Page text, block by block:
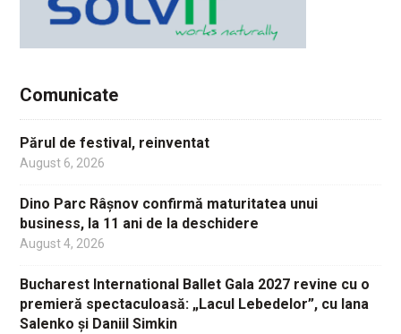
Comunicate
Părul de festival, reinventat
August 6, 2026
Dino Parc Râșnov confirmă maturitatea unui
business, la 11 ani de la deschidere
August 4, 2026
Bucharest International Ballet Gala 2027 revine cu o
premieră spectaculoasă: „Lacul Lebedelor”, cu Iana
Salenko și Daniil Simkin